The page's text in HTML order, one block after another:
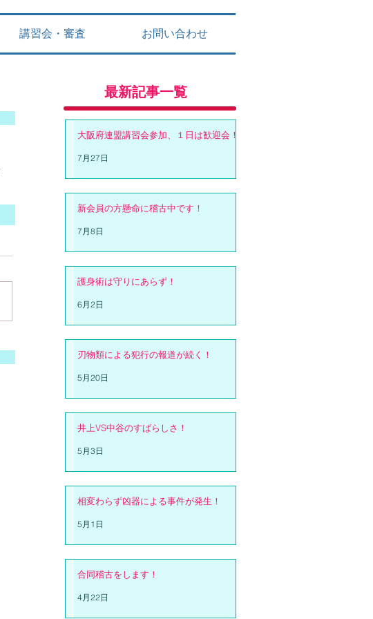
講習会・審査 お問い合わせ
最新記事一覧
大阪府連盟講習会参加、１日は歓迎会！
7月27日
新会員の方懸命に稽古中です！
7月8日
護身術は守りにあらず！
6月2日
刃物類による犯行の報道が続く！
5月20日
井上VS中谷のすばらしさ！
5月3日
相変わらず凶器による事件が発生！
5月1日
合同稽古をします！
4月22日